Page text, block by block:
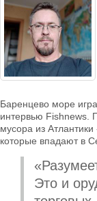
Баренцево море
интервью Fishnews.
мусора из
которые впадают в
Это и